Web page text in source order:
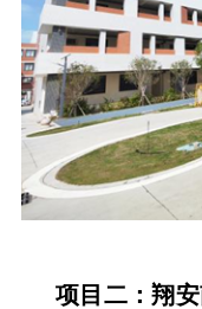
项目二：翔